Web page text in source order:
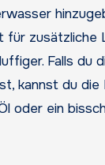
für zusätzliche
Falls du
kannst du die
oder ein